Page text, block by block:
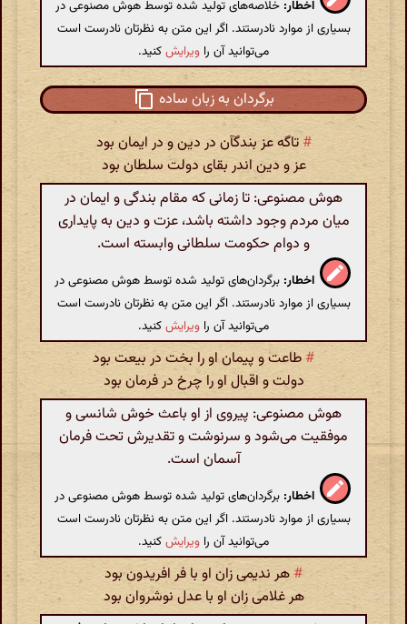
اخطار: خلاصه‌های تولید شده توسط هوش مصنوعی در
بسیاری از موارد نادرستند. اگر این متن به نظرتان نادرست است
می‌توانید آن را ویرایشکنید.
برگردان به زبان ساده
# تاگه عز بندگآن در دین و در ایمان بود
عز و دین اندر بقای دولت سلطان بود
هوش مصنوعی: تا زمانی که مقام بندگی و ایمان در
میان مردم وجود داشته باشد، عزت و دین به پایداری
و دوام حکومت سلطانی وابسته است.
اخطار: برگردان‌های تولید شده توسط هوش مصنوعی در
بسیاری از موارد نادرستند. اگر این متن به نظرتان نادرست است
می‌توانید آن را ویرایشکنید.
# طاعت و پیمان او را بخت در بیعت بود
دولت و اقبال او را چرخ در فرمان بود
هوش مصنوعی: پیروی از او باعث خوش شانسی و
موفقیت می‌شود و سرنوشت و تقدیرش تحت فرمان
آسمان است.
اخطار: برگردان‌های تولید شده توسط هوش مصنوعی در
بسیاری از موارد نادرستند. اگر این متن به نظرتان نادرست است
می‌توانید آن را ویرایشکنید.
# هر ندیمی زان او با فر افریدون بود
هر غلامی زان او با عدل نوشروان بود